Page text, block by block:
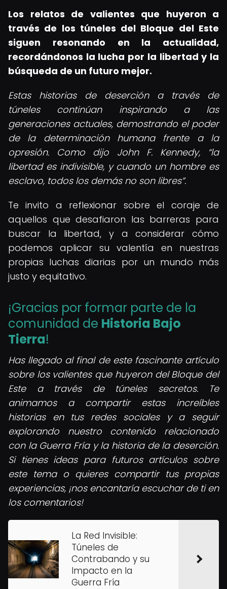
Los relatos de valientes que huyeron a
través de los túneles del Bloque del Este
siguen resonando en la actualidad,
recordándonos la lucha por la libertad y la
búsqueda de un futuro mejor.
Estas historias de deserción a través de
túneles continúan inspirando a las
generaciones actuales, demostrando el poder
de la determinación humana frente a la
opresión. Como dijo John F. Kennedy,
la
libertad es indivisible, y cuando un hombre es
esclavo, todos los demás no son libres .
Te invito a reflexionar sobre el coraje de
aquellos que desafiaron las barreras para
buscar la libertad, y a considerar cómo
podemos aplicar su valentía en nuestras
propias luchas diarias por un mundo más
justo y equitativo.
¡Gracias por formar parte de la
comunidad de Historia Bajo
Tierra!
Has llegado al final de este fascinante artículo
sobre los valientes que huyeron del Bloque del
Este a través de túneles secretos. Te
animamos a compartir estas increíbles
historias en tus redes sociales y a seguir
explorando nuestro contenido relacionado
con la Guerra Fría y la historia de la deserción.
Si tienes ideas para futuros artículos sobre
este tema o quieres compartir tus propias
experiencias, ¡nos encantaría escuchar de ti en
los comentarios!
La Red Invisible:
Túneles de
Contrabando y su
Impacto en la
Guerra Fría